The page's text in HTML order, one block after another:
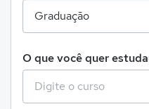
O que você quer